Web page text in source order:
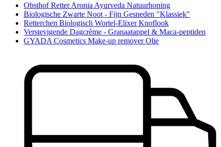
Obsthof Retter Aronia Ayurveda Natuurhoning
Biologische Zwarte Noot - Fijn Gesneden "Klassiek"
Retterchen Biologisch Wortel-Elixer Knoflook
Verstevigende Dagcrème - Granaatappel & Maca-peptiden
GYADA Cosmetics Make-up remover Olie